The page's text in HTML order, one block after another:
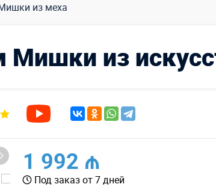
из меха
из
1 992 ₼
Под заказ от 7 дней